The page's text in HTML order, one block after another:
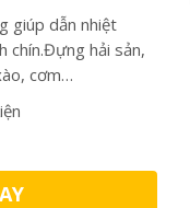
giúp dẫn nhiệt
chín.Đựng hải sản,
cơm…